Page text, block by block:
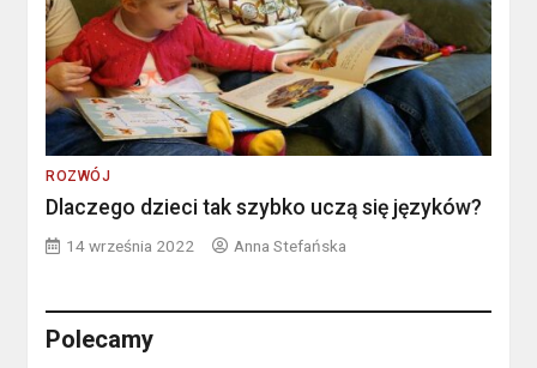
ROZWÓJ
Dlaczego dzieci tak szybko uczą się języków?
14 września 2022 Anna Stefańska
Polecamy